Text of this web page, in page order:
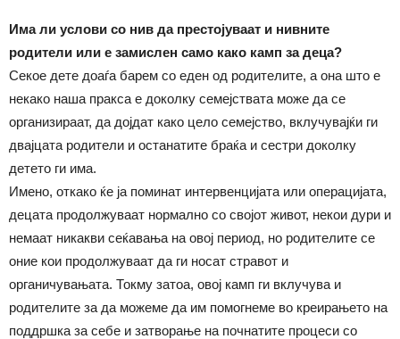
Има ли услови со нив да престојуваат и нивните
родители или е замислен само како камп за деца?
Секое дете доаѓа барем со еден од родителите, а она што е
некако наша пракса е доколку семејствата може да се
организираат, да дојдат како цело семејство, вклучувајќи ги
двајцата родители и останатите браќа и сестри доколку
детето ги има.
Имено, откако ќе ја поминат интервенцијата или операцијата,
децата продолжуваат нормално со својот живот, некои дури и
немаат никакви сеќавања на овој период, но родителите се
оние кои продолжуваат да ги носат стравот и
органичувањата. Токму затоа, овој камп ги вклучува и
родителите за да можеме да им помогнеме во креирањето на
поддршка за себе и затворање на почнатите процеси со